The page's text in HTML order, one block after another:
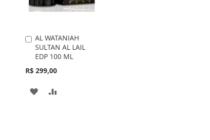
AL WATANIAH
SULTAN AL LAIL
EDP 100 ML
R$ 299,00
Adicionar
ao
Carrinho
ADICIONAR